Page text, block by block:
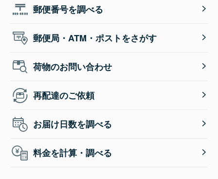
郵便番号を調べる
郵便局・ATM・ポストをさがす
荷物のお問い合わせ
再配達のご依頼
お届け日数を調べる
料金を計算・調べる